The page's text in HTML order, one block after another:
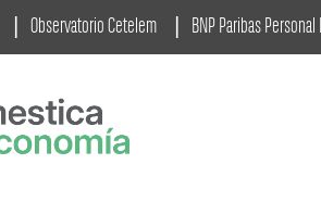
Observatorio Cetelem BNP Paribas Personal